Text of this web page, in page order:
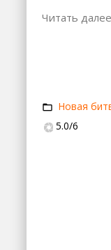
Новая
5.0/6